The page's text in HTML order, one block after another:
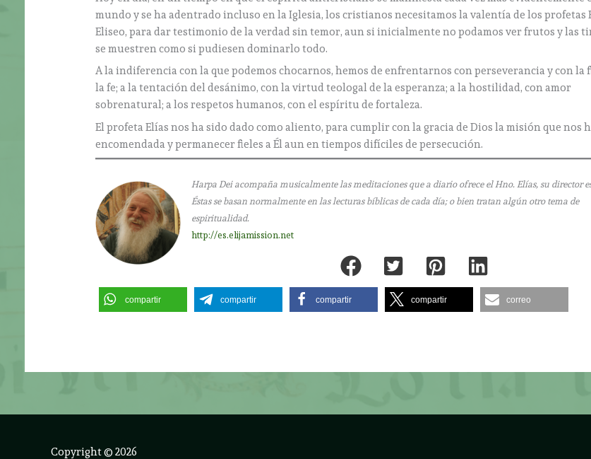
mundo y se ha adentrado incluso en la Iglesia, los cristianos necesitamos la valentía de los profetas
Eliseo, para dar testimonio de la verdad sin temor, aun si inicialmente no podamos ver frutos y las
se muestren como si pudiesen dominarlo todo.
A la indiferencia con la que podemos chocarnos, hemos de enfrentarnos con perseverancia y con la
la fe; a la tentación del desánimo, con la virtud teologal de la esperanza; a la hostilidad, con amor
sobrenatural; a los respetos humanos, con el espíritu de fortaleza.
El profeta Elías nos ha sido dado como aliento, para cumplir con la gracia de Dios la misión que nos
encomendada y permanecer fieles a Él aun en tiempos difíciles de persecución.
Harpa Dei acompaña musicalmente las meditaciones que a diario ofrece el Hno. Elías, su director
Éstas se basan normalmente en las lecturas bíblicas de cada día; o bien tratan algún otro tema de
espiritualidad.
http://es.elijamission.net
compartir compartir compartir compartir correo
Copyright © 2026